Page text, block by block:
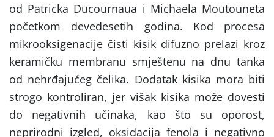
od Patricka Ducournaua i Michaela Moutouneta
početkom devedesetih godina. Kod procesa
mikrooksigenacije čisti kisik difuzno prelazi kroz
keramičku membranu smještenu na dnu tanka
od nehrđajućeg čelika. Dodatak kisika mora biti
strogo kontroliran, jer višak kisika može dovesti
do negativnih učinaka, kao što su oporost,
neprirodni izgled, oksidacija fenola i negativno